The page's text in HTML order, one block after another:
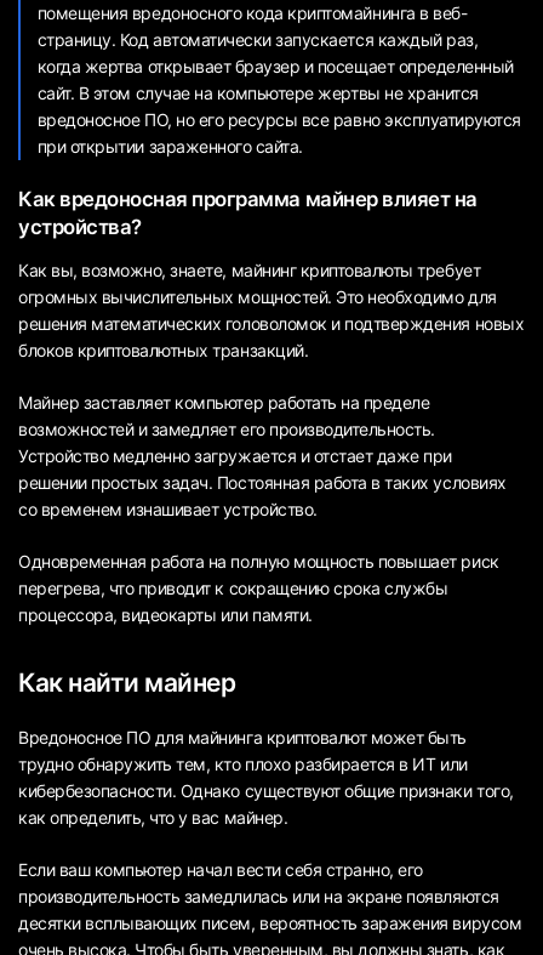
помещения вредоносного кода криптомайнинга в веб-
страницу. Код автоматически запускается каждый раз,
когда жертва открывает браузер и посещает определенный
сайт. В этом случае на компьютере жертвы не хранится
вредоносное ПО, но его ресурсы все равно эксплуатируются
при открытии зараженного сайта.
Как вредоносная программа майнер влияет на
устройства?
Как вы, возможно, знаете, майнинг криптовалюты требует
огромных вычислительных мощностей. Это необходимо для
решения математических головоломок и подтверждения новых
блоков криптовалютных транзакций.
Майнер заставляет компьютер работать на пределе
возможностей и замедляет его производительность.
Устройство медленно загружается и отстает даже при
решении простых задач. Постоянная работа в таких условиях
со временем изнашивает устройство.
Одновременная работа на полную мощность повышает риск
перегрева, что приводит к сокращению срока службы
процессора, видеокарты или памяти.
Как найти майнер
Вредоносное ПО для майнинга криптовалют может быть
трудно обнаружить тем, кто плохо разбирается в ИТ или
кибербезопасности. Однако существуют общие признаки того,
как определить, что у вас майнер.
Если ваш компьютер начал вести себя странно, его
производительность замедлилась или на экране появляются
десятки всплывающих писем, вероятность заражения вирусом
очень высока. Чтобы быть уверенным, вы должны знать, как